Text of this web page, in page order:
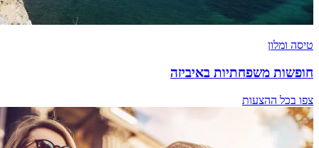
טיסה ומלון
חופשות משפחתיות באיביזה
צפו בכל ההצעות